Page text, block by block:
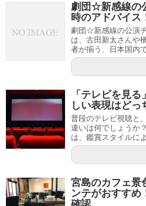
劇団☆新感線の
時のアドバイス
劇団☆新感線の公演
は、古田新太さんや
者が揃う、日本国内
「テレビを見
しい表現はどっ
普段のテレビ視聴と
違いは何でしょうか
は、鑑賞スタイルに
宮島のカフェ景
ンテがおすすめ
確認